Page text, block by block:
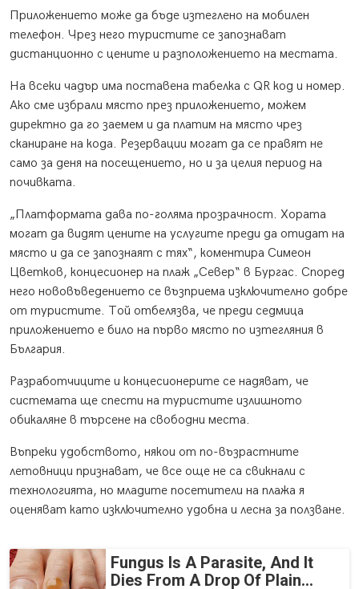
Приложението може да бъде изтеглено на мобилен
телефон. Чрез него туристите се запознават
дистанционно с цените и разположението на местата.
На всеки чадър има поставена табелка с QR код и номер.
Ако сме избрали място през приложението, можем
директно да го заемем и да платим на място чрез
сканиране на кода. Резервации могат да се правят не
само за деня на посещението, но и за целия период на
почивката.
„Платформата дава по-голяма прозрачност. Хората
могат да видят цените на услугите преди да отидат на
място и да се запознаят с тях“, коментира Симеон
Цветков, концесионер на плаж „Север“ в Бургас. Според
него нововъведението се възприема изключително добре
от туристите. Той отбелязва, че преди седмица
приложението е било на първо място по изтегляния в
България.
Разработчиците и концесионерите се надяват, че
системата ще спести на туристите излишното
обикаляне в търсене на свободни места.
Въпреки удобството, някои от по-възрастните
летовници признават, че все още не са свикнали с
технологията, но младите посетители на плажа я
оценяват като изключително удобна и лесна за ползване.
Fungus Is A Parasite, And It
Dies From A Drop Of Plain...